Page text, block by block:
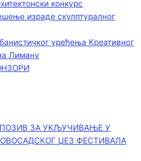
конкурс
израде скулптуралног
уређења Креативног
Лиману
ЗА УКЉУЧИВАЊЕ У
ЏЕЗ ФЕСТИВАЛА